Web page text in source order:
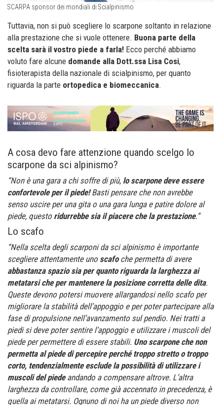
SCARPA sponsor dei mondiali di Scialpinismo
Tuttavia, non si può scegliere lo scarpone soltanto in relazione
alla prestazione che si vuole ottenere. Buona parte della
scelta sarà il vostro piede a farla! Ecco perché abbiamo
voluto fare alcune domande alla Dott.ssa Lisa Cosi,
fisioterapista della nazionale di scialpinismo, per quanto
riguarda la parte ortopedica e biomeccanica.
A cosa devo fare attenzione quando scelgo lo
scarpone da sci alpinismo?
“Non è una gara a chi soffre di più, lo scarpone deve essere
confortevole per il piede!Basti pensare che non avrebbe
senso uscire per una gita o una gara lunga e patire dolore al
piede, questo ridurrebbe sia il piacere che la prestazione.”
Lo scafo
“Nella scelta degli scarponi da sci alpinismo è importante
scegliere attentamente uno scafoche permetta di avere
abbastanza spazio sia per quanto riguarda la larghezza ai
metatarsi che per mantenere la posizione corretta delle dita.
Queste devono potersi muovere allargandosi nello scafo per
migliorare la stabilità dell’appoggio e per poter partecipare alla
fase di propulsione nell’avanzamento sul pendio. Nei tratti a
piedi si deve poter sentire l’appoggio e utilizzare i muscoli del
piede per permettere di essere stabili. Uno scarpone che non
permetta al piede di percepire perché troppo stretto o troppo
corto, tendenzialmente esclude la possibilità di utilizzare i
muscoli del piedeandando a compensare altrove. L’altra
larghezza da controllare, come già accennato in precedenza, è
quella ai metatarsi. Ognuno di noi ha un piede diverso non